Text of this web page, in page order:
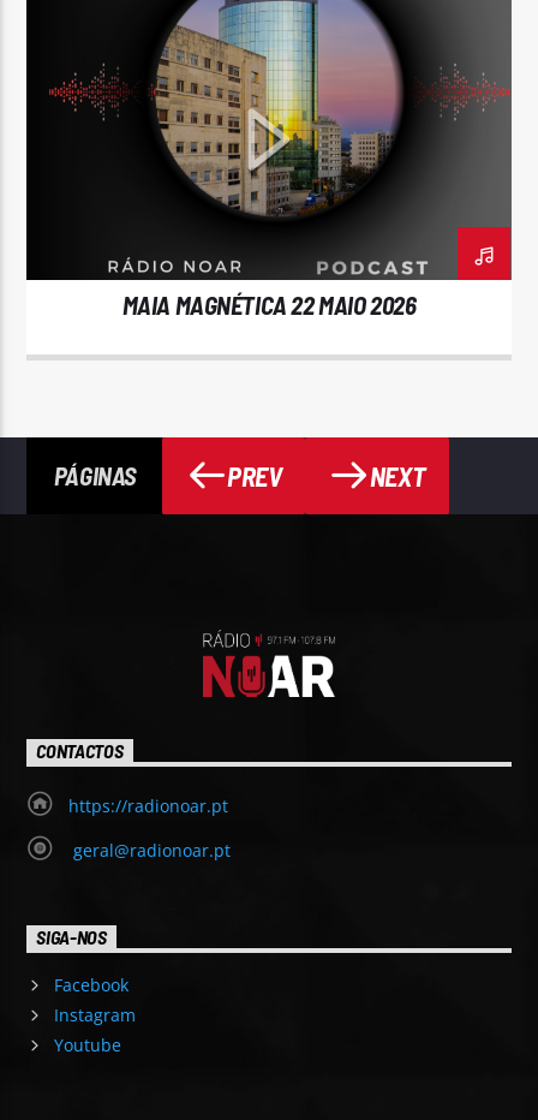
MAIA MAGNÉTICA 22 MAIO 2026
PÁGINAS PREV NEXT
CONTACTOS
https://radionoar.pt
geral@radionoar.pt
SIGA-NOS
Facebook
Instagram
Youtube